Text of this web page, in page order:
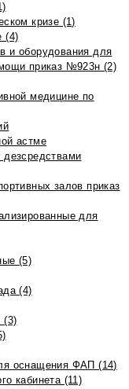
кризе (1)
(4)
и оборудования для
приказ №923н (2)
медицине по
астме
дезсредствами
залов приказ
для
(5)
(4)
(3)
оснащения ФАП (14)
кабинета (11)